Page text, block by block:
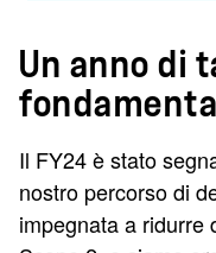
Un anno di
Il FY24 è stato
nostro percorso di
impegnata a ridurre